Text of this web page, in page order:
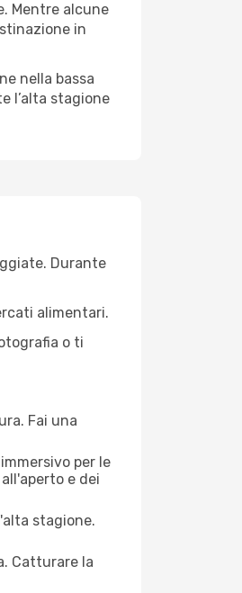
Mentre alcune
in
nella bassa
l’alta stagione
Durante
alimentari.
o ti
Fai una
per le
e dei
stagione.
Catturare la